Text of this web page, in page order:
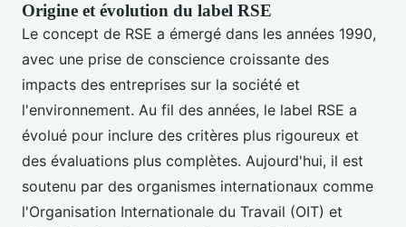
Origine et évolution du label RSE
Le concept de RSE a émergé dans les années 1990,
avec une prise de conscience croissante des
impacts des entreprises sur la société et
l'environnement. Au fil des années, le label RSE a
évolué pour inclure des critères plus rigoureux et
des évaluations plus complètes. Aujourd'hui, il est
soutenu par des organismes internationaux comme
l'Organisation Internationale du Travail (OIT) et